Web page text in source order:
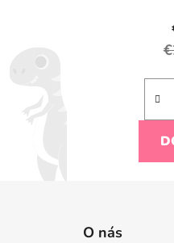
O nás